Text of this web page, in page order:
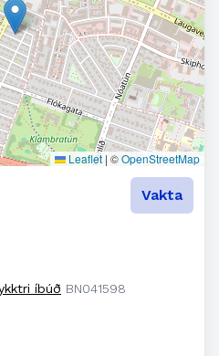
Leaflet | ©OpenStreetMap
Vakta
íbúð BN041598